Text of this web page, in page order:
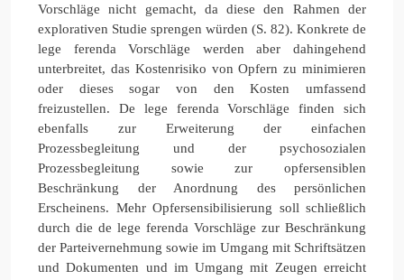
Vorschläge nicht gemacht, da diese den Rahmen der
explorativen Studie sprengen würden (S. 82). Konkrete de
lege ferenda Vorschläge werden aber dahingehend
unterbreitet, das Kostenrisiko von Opfern zu minimieren
oder dieses sogar von den Kosten umfassend
freizustellen. De lege ferenda Vorschläge finden sich
ebenfalls zur Erweiterung der einfachen
Prozessbegleitung und der psychosozialen
Prozessbegleitung sowie zur opfersensiblen
Beschränkung der Anordnung des persönlichen
Erscheinens. Mehr Opfersensibilisierung soll schließlich
durch die de lege ferenda Vorschläge zur Beschränkung
der Parteivernehmung sowie im Umgang mit Schriftsätzen
und Dokumenten und im Umgang mit Zeugen erreicht